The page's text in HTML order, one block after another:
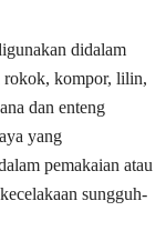
didalam
rokok, kompor, lilin,
dan enteng
yang
pemakaian atau
sungguh-